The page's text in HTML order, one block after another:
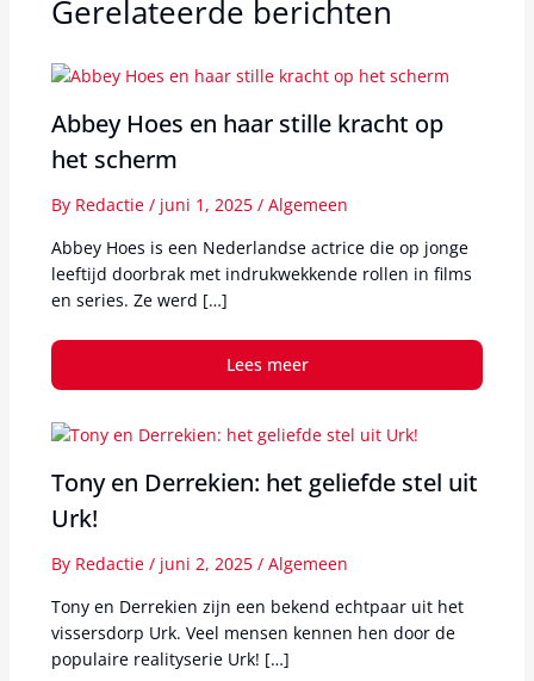
Gerelateerde berichten
Abbey Hoes en haar stille kracht op
het scherm
By Redactie / juni 1, 2025 / Algemeen
Abbey Hoes is een Nederlandse actrice die op jonge
leeftijd doorbrak met indrukwekkende rollen in films
en series. Ze werd […]
Lees meer
Tony en Derrekien: het geliefde stel uit
Urk!
By Redactie / juni 2, 2025 / Algemeen
Tony en Derrekien zijn een bekend echtpaar uit het
vissersdorp Urk. Veel mensen kennen hen door de
populaire realityserie Urk! […]